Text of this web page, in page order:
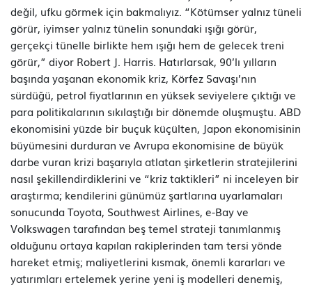
değil, ufku görmek için bakmalıyız. “Kötümser yalnız tüneli
görür, iyimser yalnız tünelin sonundaki ışığı görür,
gerçekçi tünelle birlikte hem ışığı hem de gelecek treni
görür,” diyor Robert J. Harris. Hatırlarsak, 90’lı yılların
başında yaşanan ekonomik kriz, Körfez Savaşı’nın
sürdüğü, petrol fiyatlarının en yüksek seviyelere çıktığı ve
para politikalarının sıkılaştığı bir dönemde oluşmuştu. ABD
ekonomisini yüzde bir buçuk küçülten, Japon ekonomisinin
büyümesini durduran ve Avrupa ekonomisine de büyük
darbe vuran krizi başarıyla atlatan şirketlerin stratejilerini
nasıl şekillendirdiklerini ve “kriz taktikleri” ni inceleyen bir
araştırma; kendilerini günümüz şartlarına uyarlamaları
sonucunda Toyota, Southwest Airlines, e-Bay ve
Volkswagen tarafından beş temel strateji tanımlanmış
olduğunu ortaya kapılan rakiplerinden tam tersi yönde
hareket etmiş; maliyetlerini kısmak, önemli kararları ve
yatırımları ertelemek yerine yeni iş modelleri denemiş,